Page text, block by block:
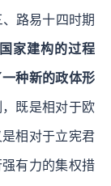
路易十四时期
家建构的过程
种新的政体形
既是相对于欧
相对于立宪君
有力的集权措